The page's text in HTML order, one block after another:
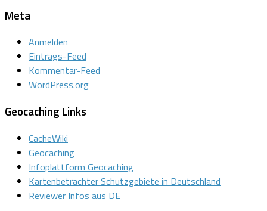
Meta
Anmelden
Eintrags-Feed
Kommentar-Feed
WordPress.org
Geocaching Links
CacheWiki
Geocaching
Infoplattform Geocaching
Kartenbetrachter Schutzgebiete in Deutschland
Reviewer Infos aus DE